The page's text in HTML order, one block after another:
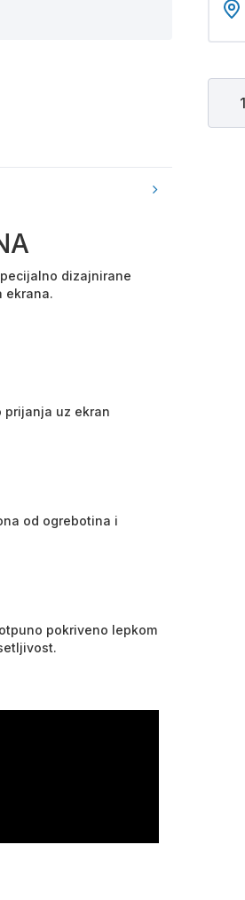
dizajnirane
ekrana.
prijanja uz ekran
od ogrebotina i
pokriveno lepkom